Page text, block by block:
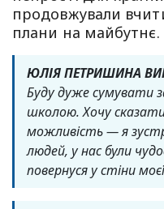
продовжували
плани на майбутнє.
ЮЛІЯ ПЕТРИШИНА
Буду дуже сумувати
школою. Хочу
можливість — я
людей, у нас були
повернуся у стіни